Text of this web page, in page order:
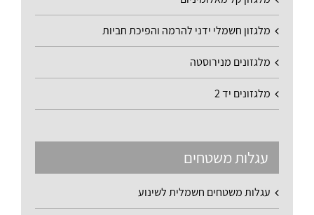
מלגזון חשמלי ידני להרמה והפיכת חביות
מלגזונים מנירוסטה
מלגזונים יד 2
עגלות משטחים
עגלות משטחים חשמלית לשינוע